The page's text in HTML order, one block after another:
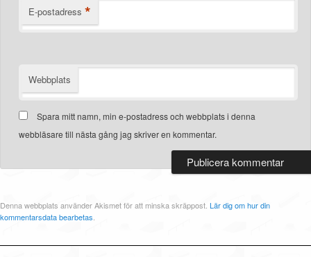
E-postadress *
Webbplats
Spara mitt namn, min e-postadress och webbplats i denna
webbläsare till nästa gång jag skriver en kommentar.
Denna webbplats använder Akismet för att minska skräppost. Lär dig om hur din
kommentarsdata bearbetas.